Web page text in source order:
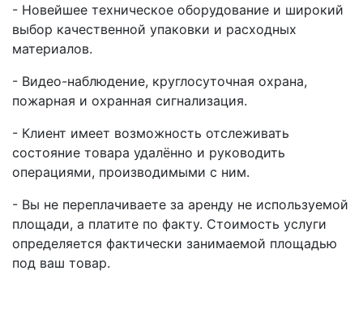
- Новейшее техническое оборудование и широкий
выбор качественной упаковки и расходных
материалов.
- Видео-наблюдение, круглосуточная охрана,
пожарная и охранная сигнализация.
- Клиент имеет возможность отслеживать
состояние товара удалённо и руководить
операциями, производимыми с ним.
- Вы не переплачиваете за аренду не используемой
площади, а платите по факту. Стоимость услуги
определяется фактически занимаемой площадью
под ваш товар.